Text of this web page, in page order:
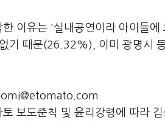
한 이유는 '실내공연이라 아이들
기 때문(26.32%), 이미 광명시
보도준칙 및 윤리강령에 따라